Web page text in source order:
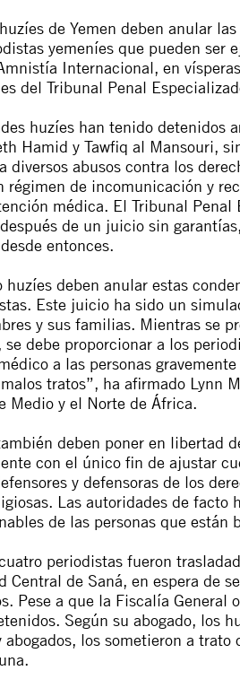
de Yemen deben anular
yemeníes que pueden ser
Internacional, en
del Tribunal Penal
huzíes han tenido detenidos
Hamid y Tawfiq al Mansouri,
diversos abusos contra los
de incomunicación y
médica. El Tribunal Penal
de un juicio sin
entonces.
huzíes deben anular estas
Este juicio ha sido un
y sus familias. Mientras se
debe proporcionar a los
a las personas
tratos”, ha afirmado Lynn
Medio y el Norte de África.
deben poner en libertad
con el único fin de ajustar
y defensoras de los
Las autoridades de facto
de las personas que están
periodistas fueron
Central de Saná, en espera de
Pese a que la Fiscalía
Según su abogado, los
los sometieron a